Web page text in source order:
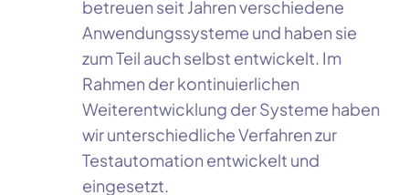
betreuen seit Jahren verschiedene
Anwendungssysteme und haben sie
zum Teil auch selbst entwickelt. Im
Rahmen der kontinuierlichen
Weiterentwicklung der Systeme haben
wir unterschiedliche Verfahren zur
Testautomation entwickelt und
eingesetzt.